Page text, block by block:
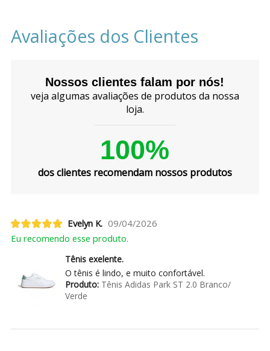
Avaliações dos Clientes
Nossos clientes falam por nós!
veja algumas avaliações de produtos da nossa
loja.
100%
dos clientes recomendam nossos produtos
Evelyn K. 09/04/2026
Eu recomendo esse produto.
Tênis exelente.
O tênis é lindo, e muito confortável.
Produto:Tênis Adidas Park ST 2.0 Branco/
Verde